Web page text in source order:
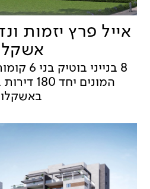
אייל פרץ יזמות
המונים